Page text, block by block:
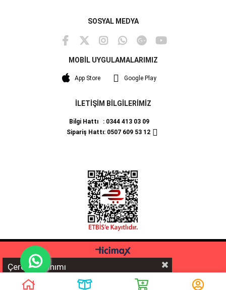
SOSYAL MEDYA
MOBİL UYGULAMALARIMIZ
App Store Google Play
İLETİŞİM BİLGİLERİMİZ
Bilgi Hattı : 0344 413 03 09
Sipariş Hattı: 0507 609 53 12
💰 **EFT/Havale** ödemelerinde sepette ekstra %5 İNDİRİM
Çerez Kullanımı